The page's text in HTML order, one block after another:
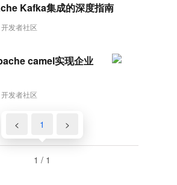
发者社区
Kafka集成的深度指南
发者社区
camel实现企业
< 1 >
1 / 1